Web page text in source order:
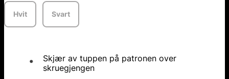
Hvit Svart
Skjær av tuppen på patronen over
skruegjengen